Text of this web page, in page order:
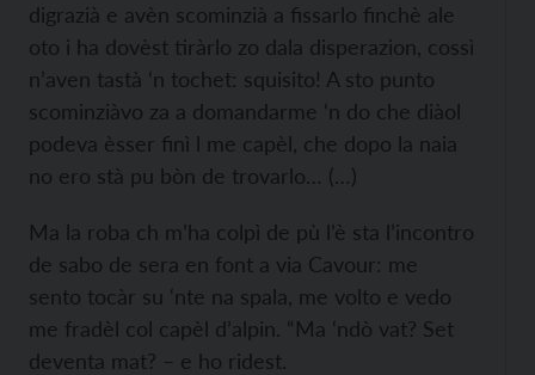
digrazià e avèn scominzià a fissarlo finchè ale
oto i ha dovèst tiràrlo zo dala disperazion, cossì
n’aven tastà ‘n tochet: squisito! A sto punto
scominziàvo za a domandarme ‘n do che diàol
podeva èsser finì l me capèl, che dopo la naia
no ero stà pu bòn de trovarlo… (…)
Ma la roba ch m’ha colpì de pù l’è sta l’incontro
de sabo de sera en font a via Cavour: me
sento tocàr su ‘nte na spala, me volto e vedo
me fradèl col capèl d’alpin. “Ma ‘ndò vat? Set
deventa mat? – e ho ridest.